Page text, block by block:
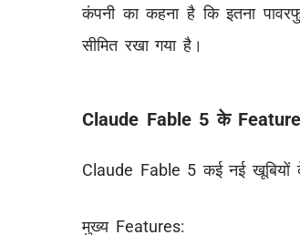
कंपनी का कहना है कि इतना
सीमित रखा गया है।
Claude Fable 5 के
Claude Fable 5 कई नई
मुख्य Features: